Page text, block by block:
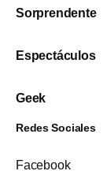
Sorprendente
Espectáculos
Geek
Redes Sociales
Facebook